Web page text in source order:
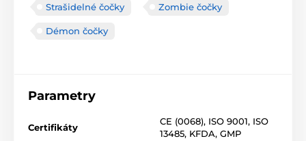
Strašidelné čočky Zombie čočky
Démon čočky
Parametry
Certifikáty
CE (0068), ISO 9001, ISO
13485, KFDA, GMP